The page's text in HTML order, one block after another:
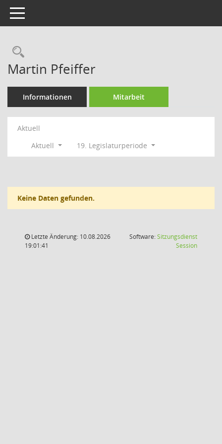
Toggle navigation
Rechercheauswahl
Martin Pfeiffer
Informationen Mitarbeit
Aktuell
Aktuell
19. Legislaturperiode
Keine Daten gefunden.
Letzte Änderung: 10.08.2026
19:01:41
Software:Sitzungsdienst
Session(Wird in